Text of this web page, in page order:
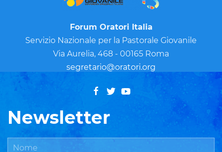
Forum Oratori Italia
Servizio Nazionale per la Pastorale Giovanile
Via Aurelia, 468 - 00165 Roma
segretario@oratori.org
Newsletter